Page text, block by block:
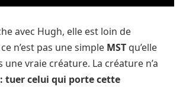
avec Hugh, elle est loin de
n’est pas une simple MST qu’elle
une vraie créature. La créature n’a
tuer celui qui porte cette